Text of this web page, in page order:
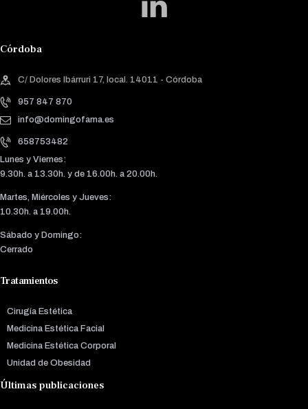
Córdoba
C/ Dolores Ibárruri 17, local. 14011 - Córdoba
957 847 870
info@domingofama.es
658753482
Lunes y Viernes:
9.30h. a 13.30h. y de 16.00h. a 20.00h.
Martes, Miércoles y Jueves:
10.30h. a 19.00h.
Sábado y Domingo:
Cerrado
Tratamientos
Cirugía Estética
Medicina Estética Facial
Medicina Estética Corporal
Unidad de Obesidad
Últimas publicaciones